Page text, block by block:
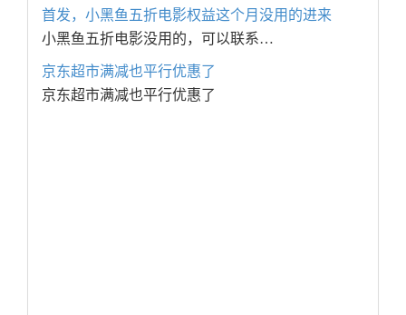
首发，小黑鱼五折电影权益这个月没用的进来
小黑鱼五折电影没用的，可以联系…
京东超市满减也平行优惠了
京东超市满减也平行优惠了